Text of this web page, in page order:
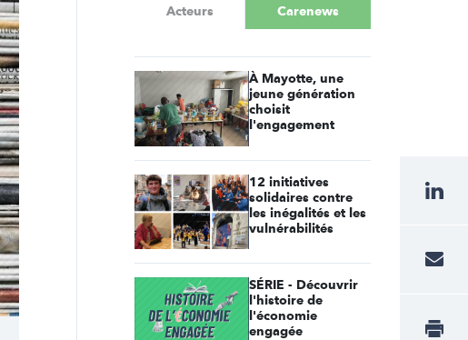
Acteurs Carenews
À Mayotte, une
jeune génération
choisit
l'engagement
12 initiatives
solidaires contre
les inégalités et les
vulnérabilités
SÉRIE - Découvrir
l'histoire de
l'économie
engagée